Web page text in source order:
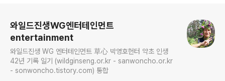
와일드진생WG엔터테인먼트
entertainment
와일드진생 WG 엔터테인먼트 草心 박영호헌터 약초 인생
42년 기록 일기 (wildginseng.or.kr - sanwoncho.or.kr
- sonwoncho.tistory.com) 통합